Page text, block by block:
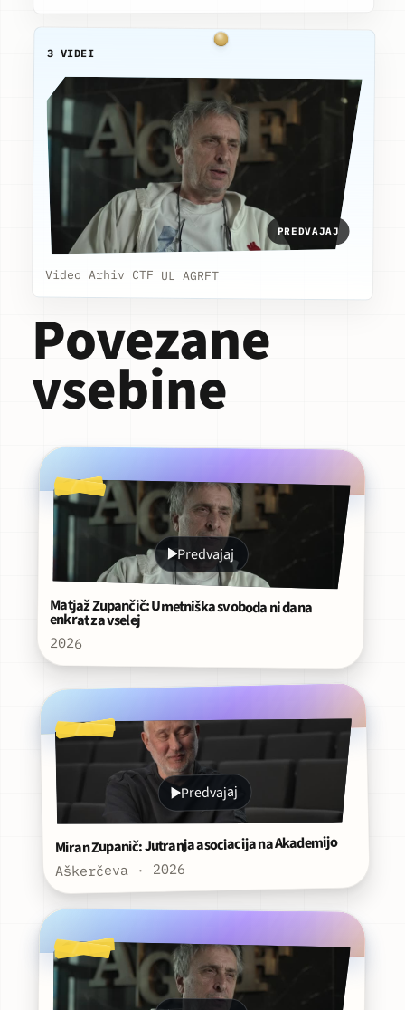
3 VIDEI
PREDVAJAJ
Video Arhiv CTF UL AGRFT
Povezane
vsebine
Predvajaj
Matjaž Zupančič: Umetniška svoboda ni dana
enkrat za vselej
2026
Predvajaj
Miran Zupanič: Jutranja asociacija na Akademijo
Aškerčeva · 2026